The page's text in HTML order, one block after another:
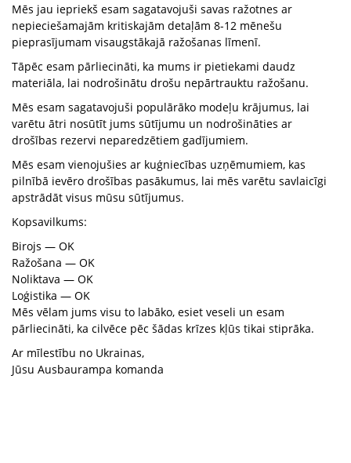
Mēs jau iepriekš esam sagatavojuši savas ražotnes ar
nepieciešamajām kritiskajām detaļām 8-12 mēnešu
pieprasījumam visaugstākajā ražošanas līmenī.
Tāpēc esam pārliecināti, ka mums ir pietiekami daudz
materiāla, lai nodrošinātu drošu nepārtrauktu ražošanu.
Mēs esam sagatavojuši populārāko modeļu krājumus, lai
varētu ātri nosūtīt jums sūtījumu un nodrošināties ar
drošības rezervi neparedzētiem gadījumiem.
Mēs esam vienojušies ar kuģniecības uzņēmumiem, kas
pilnībā ievēro drošības pasākumus, lai mēs varētu savlaicīgi
apstrādāt visus mūsu sūtījumus.
Kopsavilkums:
Birojs — OK
Ražošana — OK
Noliktava — OK
Loģistika — OK
Mēs vēlam jums visu to labāko, esiet veseli un esam
pārliecināti, ka cilvēce pēc šādas krīzes kļūs tikai stiprāka.
Ar mīlestību no Ukrainas,
Jūsu Ausbaurampa komanda